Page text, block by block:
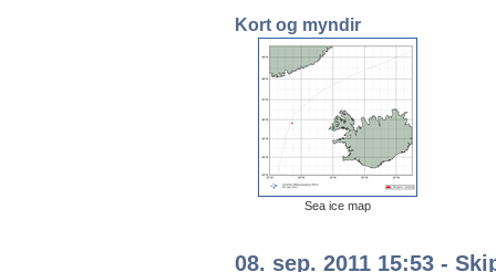
Kort og myndir
Sea ice map
08. sep. 2011 15:53 -